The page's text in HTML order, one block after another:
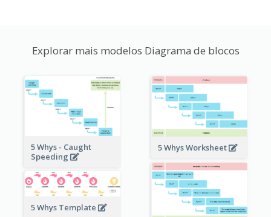
Explorar mais modelos Diagrama de blocos
5 Whys - Caught
Speeding
5 Whys Worksheet
5 Whys Template